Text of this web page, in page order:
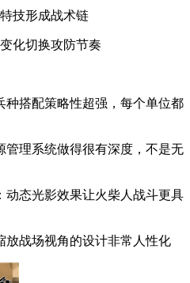
技形成战术链
化切换攻防节奏
种搭配策略性超强，每个单位都
管理系统做得很有深度，不是无
动态光影效果让火柴人战斗更具
放战场视角的设计非常人性化